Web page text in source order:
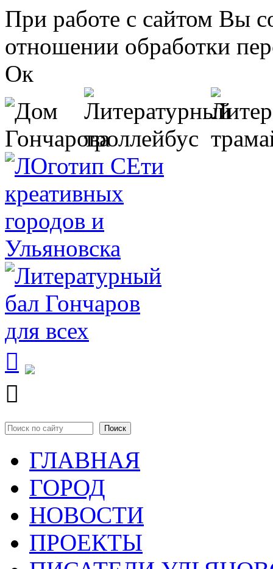
Перейти к основному содержанию
При работе с сайтом Вы
отношении обработки
Ок


Форма поиска
ГЛАВНАЯ
ГОРОД
НОВОСТИ
ПРОЕКТЫ